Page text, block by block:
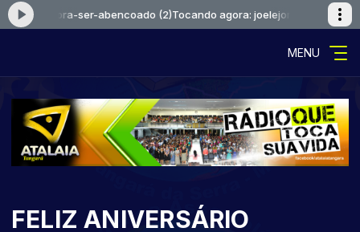
nasci-pra-ser-abencoado (2) Tocando agora: joelejonas-nasci-pra-
MENU
FELIZ ANIVERSÁRIO